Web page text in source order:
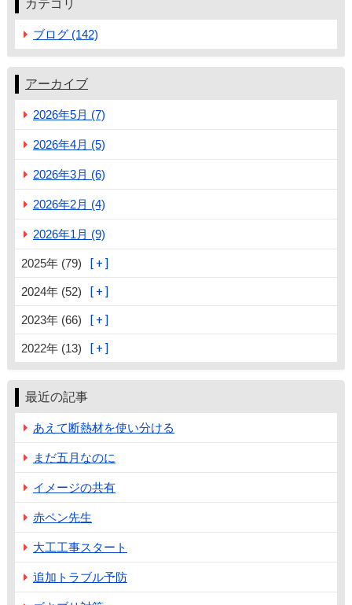
カテゴリ
ブログ (142)
アーカイブ
2026年5月 (7)
2026年4月 (5)
2026年3月 (6)
2026年2月 (4)
2026年1月 (9)
2025年 (79)
2024年 (52)
2023年 (66)
2022年 (13)
最近の記事
あえて断熱材を使い分ける
まだ五月なのに
イメージの共有
赤ペン先生
大工工事スタート
追加トラブル予防